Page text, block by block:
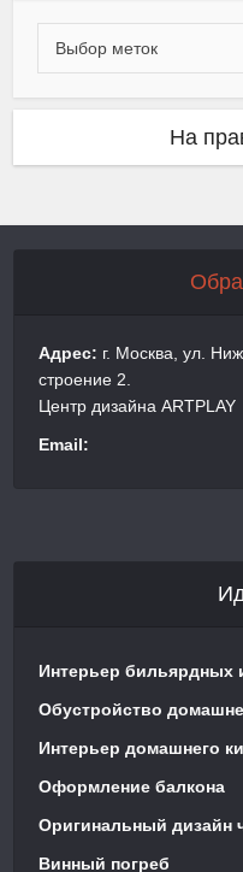
На
Адрес: г. Москва, ул.
строение 2.
Центр дизайна ARTPLAY
Email:
Интерьер бильярдных
Обустройство
Интерьер домашнего
Оформление балкона
Оригинальный дизайн
Винный погреб